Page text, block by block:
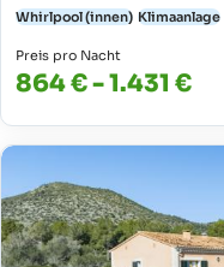
Whirlpool (innen) Klimaanlage
Preis pro Nacht
864 € - 1.431 €